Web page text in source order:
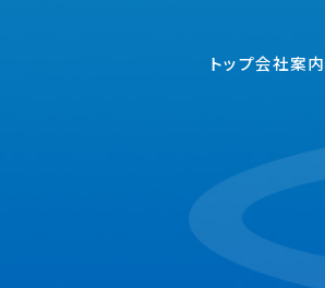
トップ会社案内